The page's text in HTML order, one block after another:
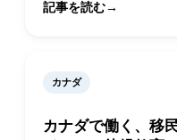
記事を読む
カナダ
カナダで働く、移